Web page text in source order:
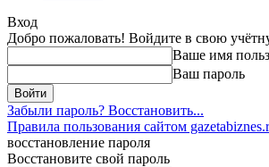
Вход
Добро пожаловать! Войдите в свою
Ваше имя
Ваш пароль
Забыли пароль? Восстановить...
Правила пользования сайтом
восстановление пароля
Восстановите свой пароль